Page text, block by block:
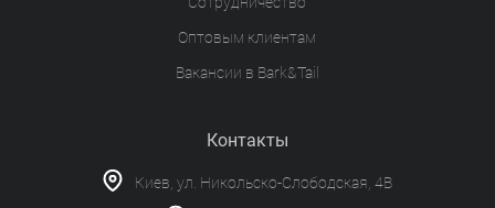
Оптовым клиентам
Вакансии в Bark&Tail
Контакты
Киев, ул. Никольско-Слободская, 4В